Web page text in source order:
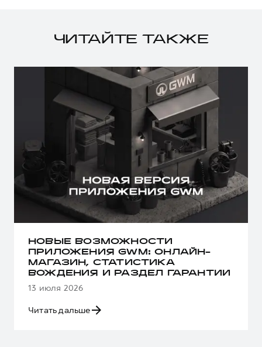
ЧИТАЙТЕ ТАКЖЕ
НОВЫЕ ВОЗМОЖНОСТИ
ПРИЛОЖЕНИЯ GWM: ОНЛАЙН-
МАГАЗИН, СТАТИСТИКА
ВОЖДЕНИЯ И РАЗДЕЛ ГАРАНТИИ
13 июля 2026
Читать дальше